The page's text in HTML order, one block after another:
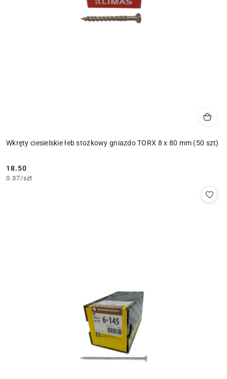
Wkręty ciesielskie łeb stożkowy gniazdo TORX 8 x 80 mm (50 szt)
Cena:
18.50
0.37/szt